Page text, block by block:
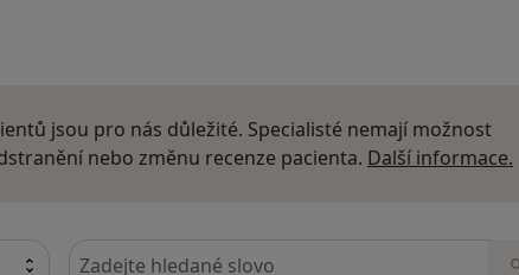
jsou pro nás důležité. Specialisté nemají možnost
nebo změnu recenze pacienta. Další informace.
Hledejte v názorech